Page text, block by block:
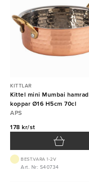
KITTLAR
Kittel mini Mumbai hamrad
koppar Ø16 H5cm 70cl
APS
178 kr/st
BEST.VARA 1-2V
Art. Nr: S40734